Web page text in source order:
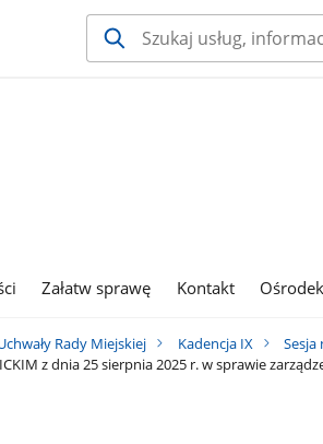
Załatw sprawę Kontakt
Rady Miejskiej Kadencja IX
Sesja
z dnia 25 sierpnia 2025 r. w sprawie